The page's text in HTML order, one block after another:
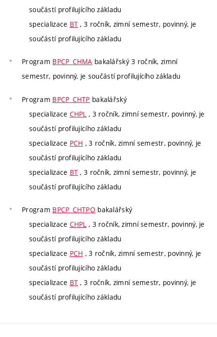
součástí profilujícího základu
specializace BT , 3 ročník, zimní semestr, povinný, je
součástí profilujícího základu
Program BPCP_CHMA bakalářský 3 ročník, zimní
semestr, povinný, je součástí profilujícího základu
Program BPCP_CHTP bakalářský
specializace CHPL , 3 ročník, zimní semestr, povinný, je
součástí profilujícího základu
specializace PCH , 3 ročník, zimní semestr, povinný, je
součástí profilujícího základu
specializace BT , 3 ročník, zimní semestr, povinný, je
součástí profilujícího základu
Program BPCP_CHTPO bakalářský
specializace CHPL , 3 ročník, zimní semestr, povinný, je
součástí profilujícího základu
specializace PCH , 3 ročník, zimní semestr, povinný, je
součástí profilujícího základu
specializace BT , 3 ročník, zimní semestr, povinný, je
součástí profilujícího základu